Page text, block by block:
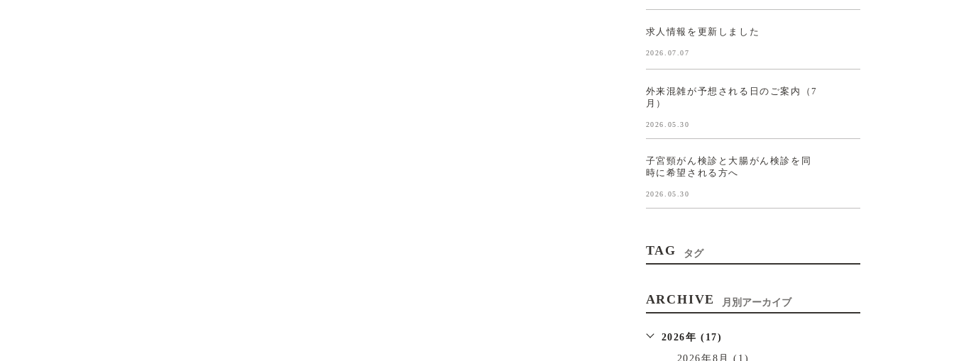
求人情報を更新しました
2026.07.07
外来混雑が予想される日のご案内（7
月）
2026.05.30
子宮頸がん検診と大腸がん検診を同
時に希望される方へ
2026.05.30
TAG タグ
ARCHIVE 月別アーカイブ
2026年 (17)
2026年8月 (1)